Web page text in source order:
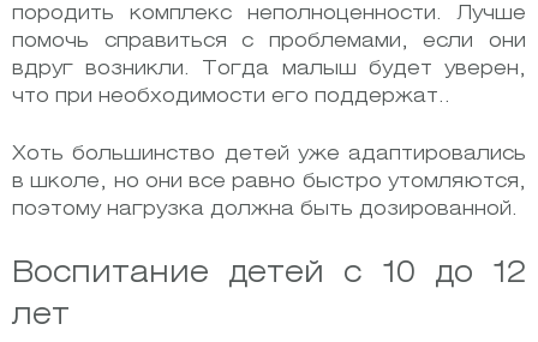
породить комплекс неполноценности. Лучше
помочь справиться с проблемами, если они
вдруг возникли. Тогда малыш будет уверен,
что при необходимости его поддержат..
Хоть большинство детей уже адаптировались
в школе, но они все равно быстро утомляются,
поэтому нагрузка должна быть дозированной.
Воспитание детей с 10 до 12
лет